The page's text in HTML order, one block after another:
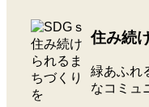
住み続
緑あふれ
なコミュ